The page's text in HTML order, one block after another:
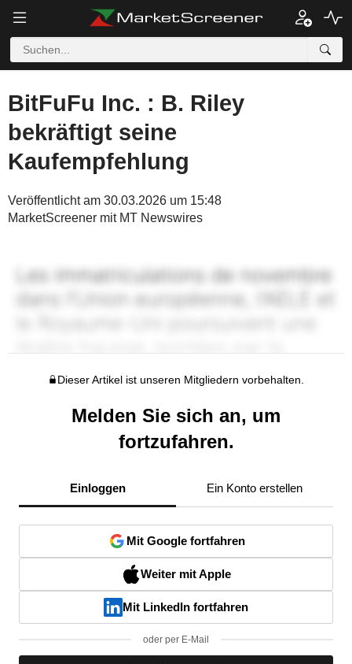
BitFuFu Inc. : B. Riley
bekräftigt seine
Kaufempfehlung
Veröffentlicht am 30.03.2026 um 15:48
MarketScreener mit MT Newswires
Dieser Artikel ist unseren Mitgliedern vorbehalten.
Melden Sie sich an, um
fortzufahren.
Einloggen Ein Konto erstellen
Mit Google fortfahren
Weiter mit Apple
Mit LinkedIn fortfahren
oder per E-Mail